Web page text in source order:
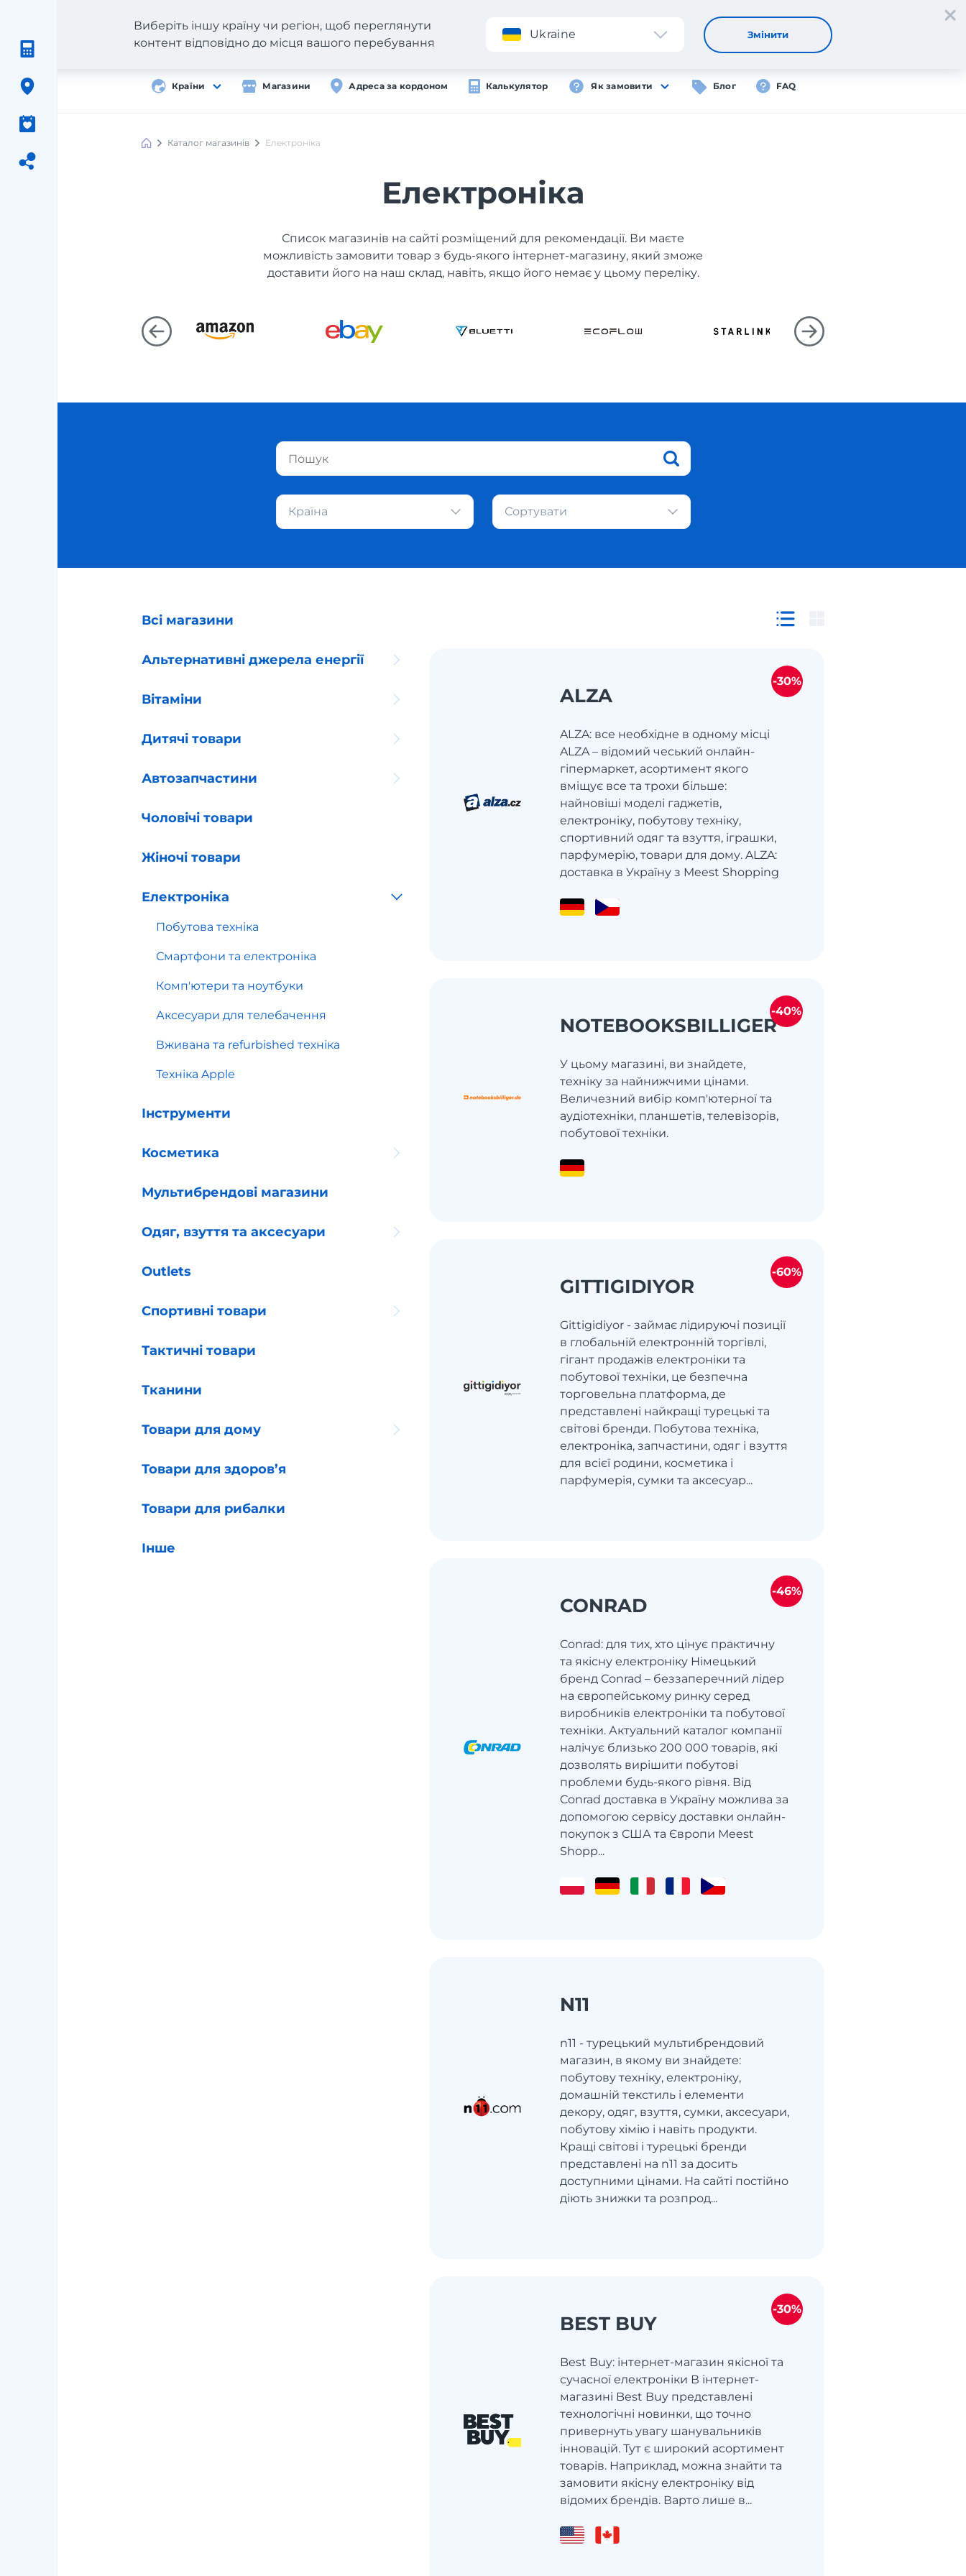
Додаток Реєстрація Вхід
Країни Магазини Адреса за кордоном Калькулятор Як замовити Блог FAQ
Виберіть іншу країну чи регіон, щоб переглянути
контент відповідно до місця вашого перебування
Ukraine Змінити
Каталог магазинів Електроніка
Електроніка
Список магазинів на сайті розміщений для рекомендації. Ви маєте
можливість замовити товар з будь-якого інтернет-магазину, який зможе
доставити його на наш склад, навіть, якщо його немає у цьому переліку.
Країна Сортувати
Всі магазини
Альтернативні джерела енергії
Вітаміни
Дитячі товари
Автозапчастини
Чоловічі товари
Жіночі товари
Електроніка
Побутова техніка
Смартфони та електроніка
Комп'ютери та ноутбуки
Аксесуари для телебачення
Вживана та refurbished техніка
Техніка Apple
Інструменти
Косметика
Мультибрендові магазини
Одяг, взуття та аксесуари
Outlets
Спортивні товари
Тактичні товари
Тканини
Товари для дому
Товари для здоров’я
Товари для рибалки
Інше
ALZA
ALZA: все необхідне в одному місці
ALZA – відомий чеський онлайн-
гіпермаркет, асортимент якого
вміщує все та трохи більше:
найновіші моделі гаджетів,
електроніку, побутову техніку,
спортивний одяг та взуття, іграшки,
парфумерію, товари для дому. ALZA:
доставка в Україну з Meest Shopping
-30%
NOTEBOOKSBILLIGER
У цьому магазині, ви знайдете,
техніку за найнижчими цінами.
Величезний вибір комп'ютерної та
аудіотехніки, планшетів, телевізорів,
побутової техніки.
-40%
GITTIGIDIYOR
Gittigidiyor - займає лідируючі позиції
в глобальній електронній торгівлі,
гігант продажів електроніки та
побутової техніки, це безпечна
торговельна платформа, де
представлені найкращі турецькі та
світові бренди. Побутова техніка,
електроніка, запчастини, одяг і взуття
для всієї родини, косметика і
парфумерія, сумки та аксесуар...
-60%
CONRAD
Conrad: для тих, хто цінує практичну
та якісну електроніку Німецький
бренд Conrad – беззаперечний лідер
на європейському ринку серед
виробників електроніки та побутової
техніки. Актуальний каталог компанії
налічує близько 200 000 товарів, які
дозволять вирішити побутові
проблеми будь-якого рівня. Від
Conrad доставка в Україну можлива за
допомогою сервісу доставки онлайн-
покупок з США та Європи Meest
Shopp...
-46%
N11
n11 - турецький мультибрендовий
магазин, в якому ви знайдете:
побутову техніку, електроніку,
домашній текстиль і елементи
декору, одяг, взуття, сумки, аксесуари,
побутову хімію і навіть продукти.
Кращі світові і турецькі бренди
представлені на n11 за досить
доступними цінами. На сайті постійно
діють знижки та розпрод...
BEST BUY
Best Buy: інтернет-магазин якісної та
сучасної електроніки В інтернет-
магазині Best Buy представлені
технологічні новинки, що точно
привернуть увагу шанувальників
інновацій. Тут є широкий асортимент
товарів. Наприклад, можна знайти та
замовити якісну електроніку від
відомих брендів. Варто лише в...
-30%